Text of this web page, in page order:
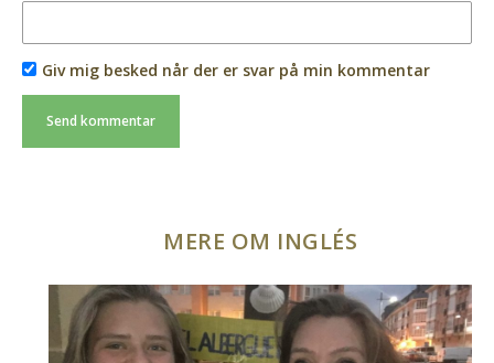
Giv mig besked når der er svar på min kommentar
MERE OM INGLÉS